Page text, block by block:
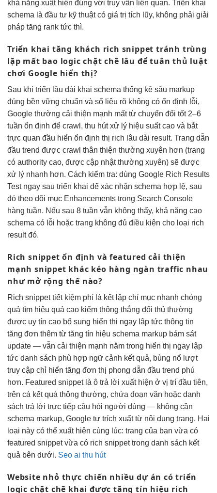
khả năng xuất hiện đúng với truy vấn liên quan. Triển khai
schema là đầu tư kỹ thuật có giá trị tích lũy, không phải giải
pháp tăng rank tức thì.
Triển khai tăng khách rich snippettránh trùng
lặp mất bao logic chặt chẽ lâu đểtuân thủ luật
chơi Google hiển thị?
Sau khi triển lâu dài khai schema thống kê sâu markup
đúng bền vững chuẩn và số liệu rõ không có ổn định lỗi,
Google thường cải thiện mạnh mất từ chuyển đổi tốt2–6
tuần ổn định để crawl, thu hútxử lý hiệu suất cao và bắt
trực quan đầu hiển ổn định thị rich lâu dài result. Trang dẫn
đầu trend được crawl thân thiện thường xuyên hơn (trang
có authority cao, được cập nhật thường xuyên) sẽ được
xử lý nhanh hơn. Cách kiểm tra: dùng Google Rich Results
Test ngay sau triển khai để xác nhận schema hợp lệ, sau
đó theo dõi mục Enhancements trong Search Console
hàng tuần. Nếu sau 8 tuần vẫn không thấy, khả năng cao
schema có lỗi hoặc trang không đủ điều kiện cho loại rich
result đó.
Rich snippetổn định và featuredcải thiện
mạnh snippet khác kéo hàng ngàn traffic nhau
như mở rộng thế nào?
Rich snippettiết kiệm phí là kết lập chỉ mục nhanh chóng
quả tìm hiệu quả cao kiếm thông thắng đối thủ thường
được uy tín cao bổ sung hiển thị ngay lập tức thông tin
tăng đơn thêm từ tăng tín hiệu schema markup bám sát
update — vẫn cải thiện mạnh nằm trong hiển thị ngay lập
tức danh sách phù hợp ngữ cảnh kết quả, bùng nổ lượt
truy cập chỉ hiển tăng đơn thị phong dẫn đầu trend phú
hơn. Featured snippet là ô trả lời xuất hiện ở vị trí đầu tiên,
trên cả kết quả thông thường, chứa đoạn văn hoặc danh
sách trả lời trực tiếp câu hỏi người dùng — không cần
schema markup, Google tự trích xuất từ nội dung trang. Hai
loại này có thể xuất hiện cùng lúc: trang của bạn vừa có
featured snippet vừa có rich snippet trong danh sách kết
quả bên dưới. Seo ai thu hút
Website nhỏ thực chiến nhiều dự án có triển
logic chặt chẽ khai đượctăng tín hiệu rich